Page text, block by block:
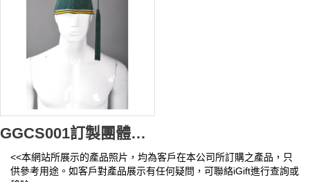
GGCS001訂製團體畢業帽流蘇 設計四方帽帽穗 供應畢業帽流蘇 畢業帽流蘇製造商 紐穗
<<本網站所展示的產品照片，均為客戶在本公司所訂購之產品，只
供參考用途。如客戶對產品展示有任何疑問，可聯絡iGift進行查詢或